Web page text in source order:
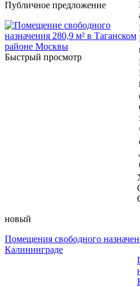
Публичное предложение
Быстрый просмотр
новый
Помещения свободного
Калининграде